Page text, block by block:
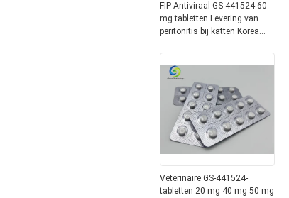
FIP Antiviraal GS-441524 60
mg tabletten Levering van
peritonitis bij katten Korea
Veterinaire GS-441524-
tabletten 20 mg 40 mg 50 mg